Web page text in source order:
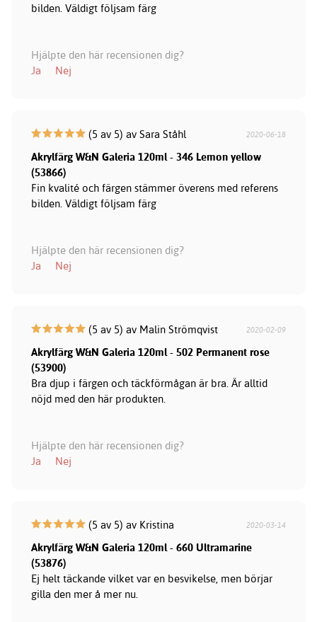
bilden. Väldigt följsam färg
Hjälpte den här recensionen dig?
Ja
Nej
(5 av 5) av Sara Ståhl 2020-06-18
Akrylfärg W&N Galeria 120ml - 346 Lemon yellow
(53866)
Fin kvalité och färgen stämmer överens med referens
bilden. Väldigt följsam färg
Hjälpte den här recensionen dig?
Ja
Nej
(5 av 5) av Malin Strömqvist 2020-02-09
Akrylfärg W&N Galeria 120ml - 502 Permanent rose
(53900)
Bra djup i färgen och täckförmågan är bra. Är alltid
nöjd med den här produkten.
Hjälpte den här recensionen dig?
Ja
Nej
(5 av 5) av Kristina 2020-03-14
Akrylfärg W&N Galeria 120ml - 660 Ultramarine
(53876)
Ej helt täckande vilket var en besvikelse, men börjar
gilla den mer å mer nu.